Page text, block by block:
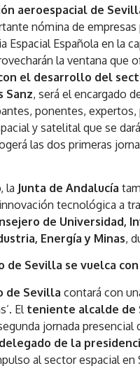
aeroespacial de
nómina de
Espacial Española en la
la ventana que
el desarrollo del
Sanz, será el encargado
ponentes,
y satelital que se
las dos primeras
la Junta de Andalucía
tecnológica a
de Universidad,
Energía y Minas,
Sevilla se vuelca con
de Sevilla contará con
El teniente alcalde de
jornada
de la
al sector espacial